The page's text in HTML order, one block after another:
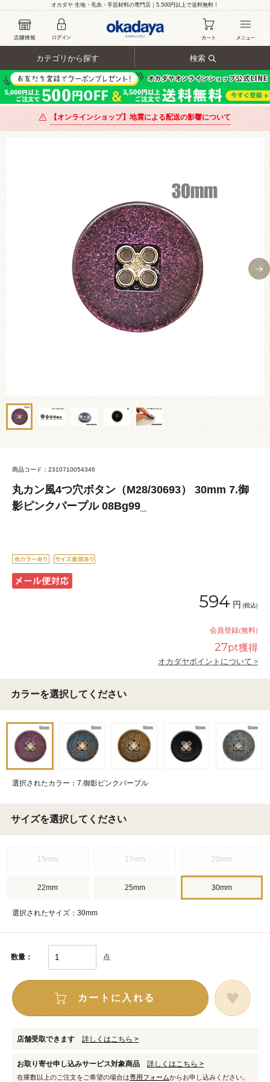
オカダヤ 生地・毛糸・手芸材料の専門店｜5,500円以上で送料無料！
カテゴリから探す 検索
【オンラインショップ】地震による配送の影響について
商品コード：2310710054346
丸カン風4つ穴ボタン（M28/30693） 30mm 7.御
影ピンクパープル 08Bg99_
594 円 (税込)
会員登録(無料)
27pt獲得
オカダヤポイントについて >
カラーを選択してください
選択されたカラー：7.御影ピンクパープル
サイズを選択してください
15mm 17mm 20mm
22mm 25mm 30mm
選択されたサイズ：30mm
数量： 点
カートに入れる
店舗受取できます 詳しくはこちら >
お取り寄せ申し込みサービス対象商品 詳しくはこちら >
在庫数以上のご注文をご希望の場合は専用フォームからお申し込みください。